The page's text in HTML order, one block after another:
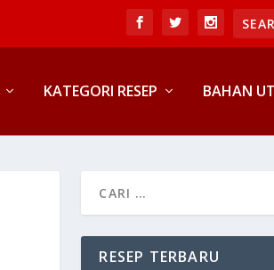
KATEGORI RESEP BAHAN
RESEP TERBARU